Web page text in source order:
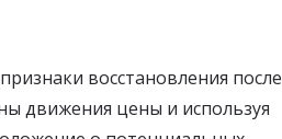
восстановления после
движения цены и используя